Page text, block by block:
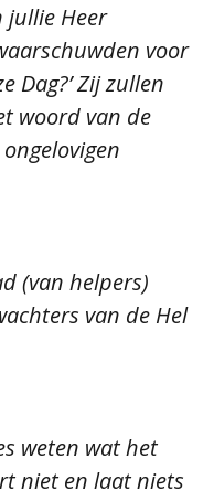
jullie Heer
voor
Dag?’ Zij zullen
woord van de
(van helpers)
van de Hel
weten wat het
niet en laat niets